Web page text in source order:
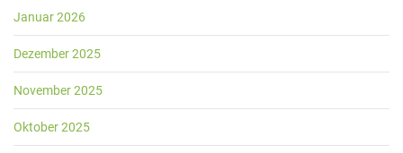
Januar 2026
Dezember 2025
November 2025
Oktober 2025